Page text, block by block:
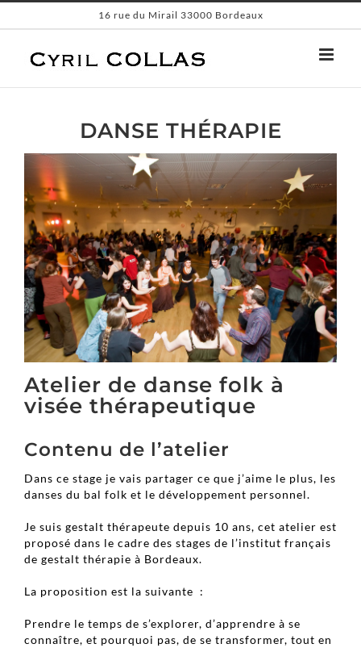
Passer
16 rue du Mirail 33000 Bordeaux
DANSE THÉRAPIE
Atelier de danse folk à
visée thérapeutique
Contenu de l’atelier
Dans ce stage je vais partager ce que j’aime le plus, les
danses du bal folk et le développement personnel.
Je suis gestalt thérapeute depuis 10 ans, cet atelier est
proposé dans le cadre des stages de l’institut français
de gestalt thérapie à Bordeaux.
La proposition est la suivante :
Prendre le temps de s’explorer, d’apprendre à se
connaître, et pourquoi pas, de se transformer, tout en